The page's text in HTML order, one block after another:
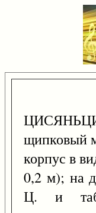
щипковый
корпус в
0,2 м); на
Ц. и